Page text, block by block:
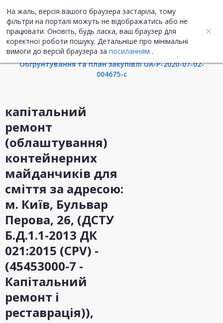
На жаль, версія вашого браузера застаріла, тому
фільтри на порталі можуть не відображатись або не
працювати. Оновіть, будь ласка, ваш браузер для
коректної роботи пошуку. Детальніше про мінімальні
вимоги до версій браузера за посиланням .
UA EN
Інформація про закупівлю
Обгрунтування та план закупівлі UA-P-2020-07-02-
004675-c
капітальний
ремонт
(облаштування)
контейнерних
майданчиків для
сміття за адресою:
м. Київ, Бульвар
Перова, 26, (ДСТУ
Б.Д.1.1-2013 ДК
021:2015 (CPV) -
(45453000-7 -
Капітальний
ремонт і
реставрація)),